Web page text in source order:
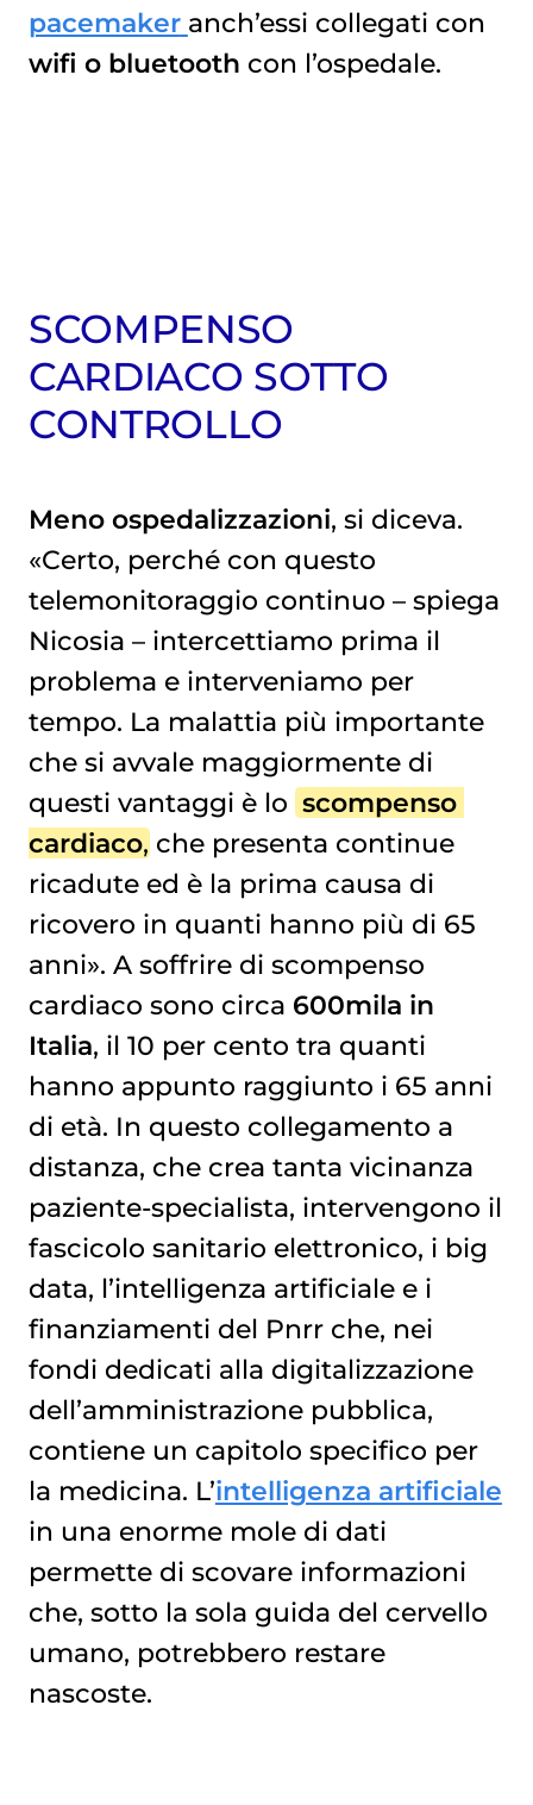
pacemaker anch’essi collegati con
wifi o bluetooth con l’ospedale.
SCOMPENSO
CARDIACO SOTTO
CONTROLLO
Meno ospedalizzazioni, si diceva.
«Certo, perché con questo
telemonitoraggio continuo – spiega
Nicosia – intercettiamo prima il
problema e interveniamo per
tempo. La malattia più importante
che si avvale maggiormente di
questi vantaggi è lo scompenso
cardiaco, che presenta continue
ricadute ed è la prima causa di
ricovero in quanti hanno più di 65
anni». A soffrire di scompenso
cardiaco sono circa 600mila in
Italia, il 10 per cento tra quanti
hanno appunto raggiunto i 65 anni
di età. In questo collegamento a
distanza, che crea tanta vicinanza
paziente-specialista, intervengono il
fascicolo sanitario elettronico, i big
data, l’intelligenza artificiale e i
finanziamenti del Pnrr che, nei
fondi dedicati alla digitalizzazione
dell’amministrazione pubblica,
contiene un capitolo specifico per
la medicina. L’intelligenza artificiale
in una enorme mole di dati
permette di scovare informazioni
che, sotto la sola guida del cervello
umano, potrebbero restare
nascoste.